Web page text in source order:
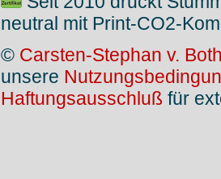
neutral mit Print-CO2-
© Carsten-Stephan v.
unsere
Haftungsausschluß für